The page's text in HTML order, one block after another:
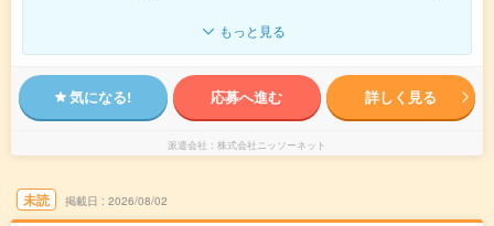
もっと見る
気になる! 応募へ進む 詳しく見る
派遣会社 株式会社ニッソーネット
未読 掲載日 2026/08/02